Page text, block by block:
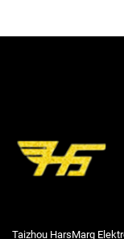
Taizhou HarsMarg